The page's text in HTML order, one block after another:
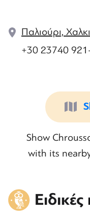
Παλιούρι,
+30 23740
Show
with its